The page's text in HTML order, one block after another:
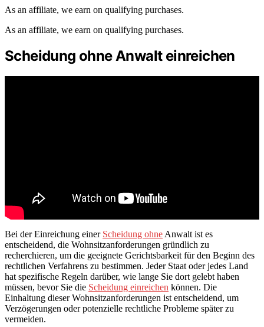
As an affiliate, we earn on qualifying purchases.
As an affiliate, we earn on qualifying purchases.
Scheidung ohne Anwalt einreichen
Bei der Einreichung einer Scheidung ohne Anwalt ist es
entscheidend, die Wohnsitzanforderungen gründlich zu
recherchieren, um die geeignete Gerichtsbarkeit für den Beginn des
rechtlichen Verfahrens zu bestimmen. Jeder Staat oder jedes Land
hat spezifische Regeln darüber, wie lange Sie dort gelebt haben
müssen, bevor Sie die Scheidung einreichen können. Die
Einhaltung dieser Wohnsitzanforderungen ist entscheidend, um
Verzögerungen oder potenzielle rechtliche Probleme später zu
vermeiden.